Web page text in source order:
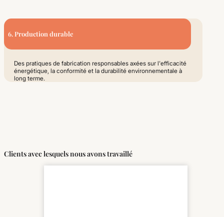
6. Production durable
Des pratiques de fabrication responsables axées sur l'efficacité
énergétique, la conformité et la durabilité environnementale à
long terme.
Clients avec lesquels nous avons travaillé